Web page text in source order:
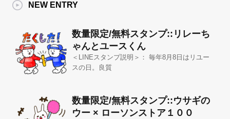
NEW ENTRY
数量限定/無料スタンプ::リレーち
ゃんとユースくん
＜LINEスタンプ説明＞： 毎年8月8日はリユー
スの日。良質
数量限定/無料スタンプ::ウサギの
ウー × ローソンストア１００